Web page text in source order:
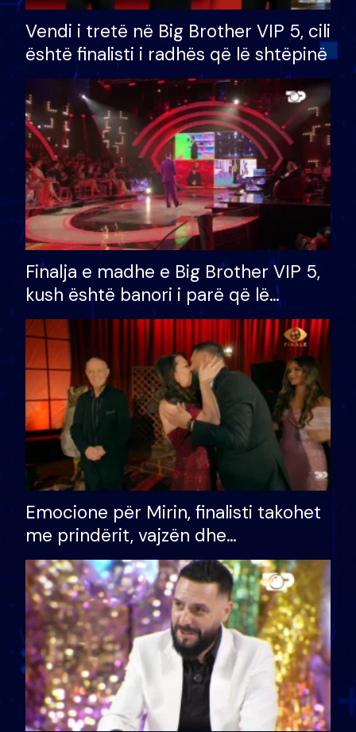
Vendi i tretë në Big Brother VIP 5, cili
është finalisti i radhës që lë shtëpinë
Finalja e madhe e Big Brother VIP 5,
kush është banori i parë që lë
shtëpinë dhe humb mundësinë për
të fituar çmimin e madh
Emocione për Mirin, finalisti takohet
me prindërit, vajzën dhe
bashkëshorten: S’kemi ndonjë letër
divorci apo jo?